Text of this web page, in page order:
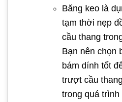
Băng keo là
tạm thời nẹp
cầu thang
Bạn nên chọn
bám dính tốt
trượt cầu
trong quá trình